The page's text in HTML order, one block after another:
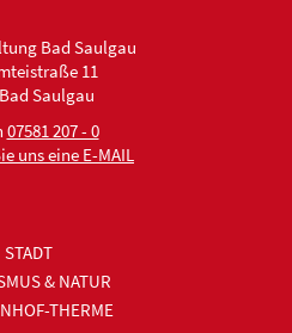
Bad Saulgau
11
Saulgau
07581 207 - 0
uns eine E-MAIL
STADT
& NATUR
THERME